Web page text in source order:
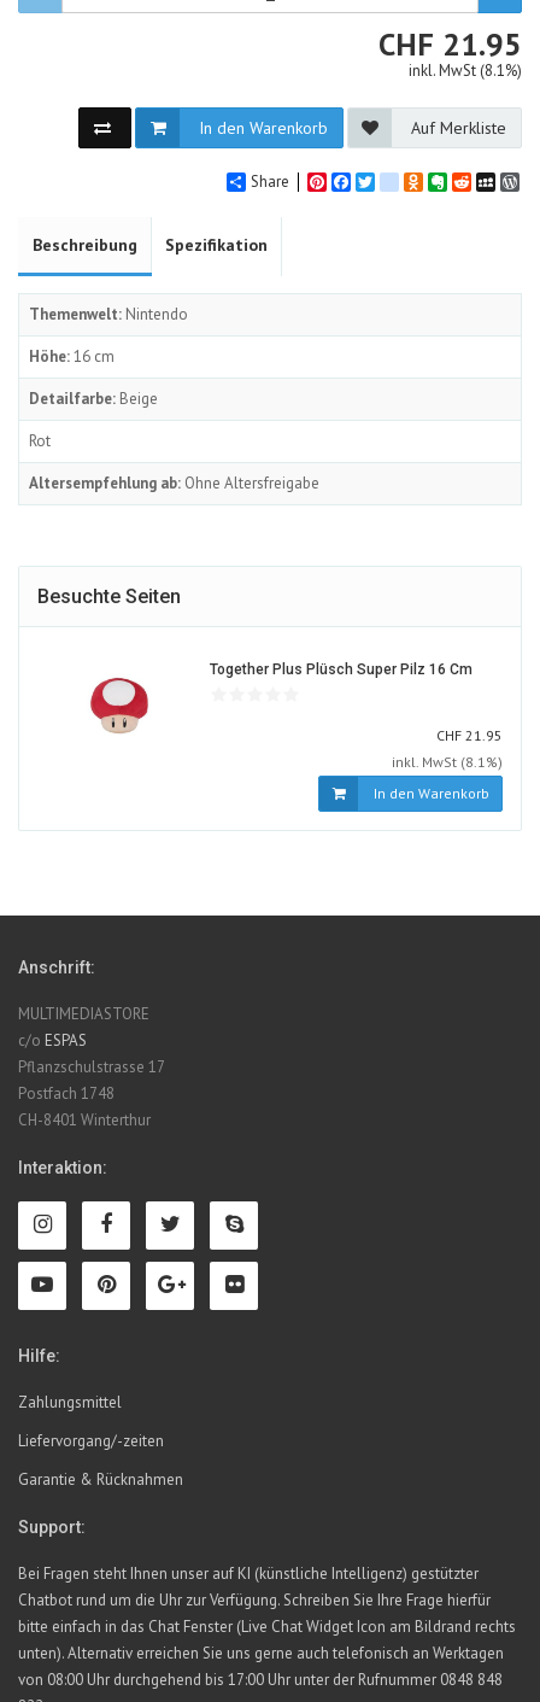
CHF CHF
21.95
inkl. MwSt (8.1%)
In den Warenkorb Auf Merkliste
Share PinterestFacebook
Twittergoogle_bookmarks
Odnoklassniki
Evernote
Reddit
Beschreibung Spezifikation
Themenwelt: Nintendo
Höhe:16 cm
Detailfarbe: Beige
Rot
Altersempfehlung ab: Ohne Altersfreigabe
Besuchte Seiten
Together Plus Plüsch Super Pilz 16 Cm
CHF CHF
21.95
inkl. MwSt (8.1%)
In den Warenkorb
Anschrift:
MULTIMEDIASTORE
c/o ESPAS
Pflanzschulstrasse 17
Postfach 1748
CH-8401 Winterthur
Interaktion:
Hilfe:
Zahlungsmittel
Liefervorgang/-zeiten
Garantie & Rücknahmen
Support:
Bei Fragen steht Ihnen unser auf KI (künstliche Intelligenz) gestützter
Chatbot rund um die Uhr zur Verfügung. Schreiben Sie Ihre Frage hierfür
bitte einfach in das Chat Fenster (Live Chat Widget Icon am Bildrand rechts
unten). Alternativ erreichen Sie uns gerne auch telefonisch an Werktagen
von 08:00 Uhr durchgehend bis 17:00 Uhr unter der Rufnummer 0848 848